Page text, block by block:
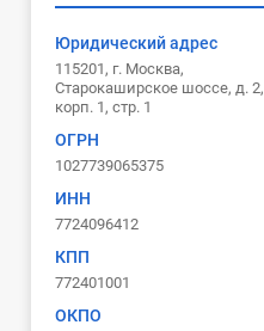
Юридический адрес
115201, г. Москва,
Старокаширское шоссе, д. 2,
корп. 1, стр. 1
ОГРН
1027739065375
ИНН
7724096412
КПП
772401001
ОКПО